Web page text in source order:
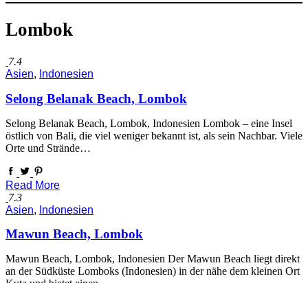
Lombok
7.4
Asien, Indonesien
Selong Belanak Beach, Lombok
Selong Belanak Beach, Lombok, Indonesien Lombok – eine Insel
östlich von Bali, die viel weniger bekannt ist, als sein Nachbar. Viele
Orte und Strände…
Read More
7.3
Asien, Indonesien
Mawun Beach, Lombok
Mawun Beach, Lombok, Indonesien Der Mawun Beach liegt direkt
an der Südküste Lomboks (Indonesien) in der nähe dem kleinen Ort